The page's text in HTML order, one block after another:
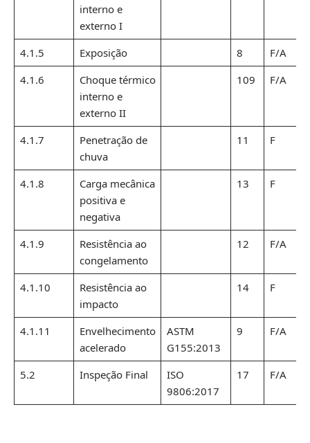
interno e
externo I
4.1.5 Exposição 8 F/A
4.1.6
Choque térmico
interno e
externo II
109 F/A
4.1.7
Penetração de
chuva
11 F
4.1.8
Carga mecânica
positiva e
negativa
13 F
4.1.9
Resistência ao
congelamento
12 F/A
4.1.10
Resistência ao
impacto
14 F
4.1.11
Envelhecimento
acelerado
ASTM
G155:2013
9 F/A
5.2 Inspeção Final
ISO
9806:2017
17 F/A